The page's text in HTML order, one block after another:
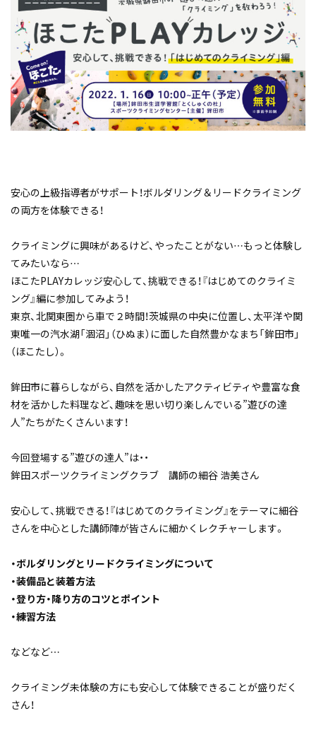
安心の上級指導者がサポート！ボルダリング＆リードクライミング
の両方を体験できる！
クライミングに興味があるけど、やったことがない…もっと体験し
てみたいなら…
ほこたPLAYカレッジ安心して、挑戦できる！『はじめてのクライミ
ング』編に参加してみよう！
東京、北関東圏から車で２時間！茨城県の中央に位置し、太平洋や関
東唯一の汽水湖「涸沼」（ひぬま）に面した自然豊かなまち「鉾田市」
（ほこたし）。
鉾田市に暮らしながら、自然を活かしたアクティビティや豊富な食
材を活かした料理など、趣味を思い切り楽しんでいる”遊びの達
人”たちがたくさんいます！
今回登場する”遊びの達人”は・・
鉾田スポーツクライミングクラブ 講師の細谷 浩美さん
安心して、挑戦できる！『はじめてのクライミング』をテーマに細谷
さんを中心とした講師陣が皆さんに細かくレクチャーします。
・ボルダリングとリードクライミングについて
・装備品と装着方法
・登り方・降り方のコツとポイント
・練習方法
などなど…
クライミング未体験の方にも安心して体験できることが盛りだく
さん！